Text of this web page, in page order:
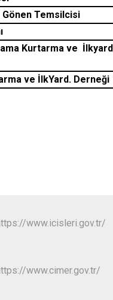
Temsilcisi
Kurtarma ve
ve İlkYard. Derneği